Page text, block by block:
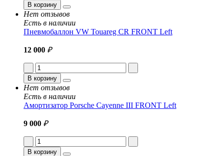
В корзину
Нет отзывов
Есть в наличии
Пневмобаллон VW Touareg CR FRONT Left
12 000 ₽
В корзину
Нет отзывов
Есть в наличии
Амортизатор Porsche Cayenne III FRONT Left
9 000 ₽
В корзину